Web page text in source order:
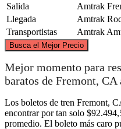
Salida
Amtrak
Llegada
Amtrak
Transportistas
Amtrak
Busca el Mejor Precio
Mejor momento para
baratos de Fremont, CA
Los boletos de tren Fremont,
encontrar por tan solo
promedio. El boleto más caro